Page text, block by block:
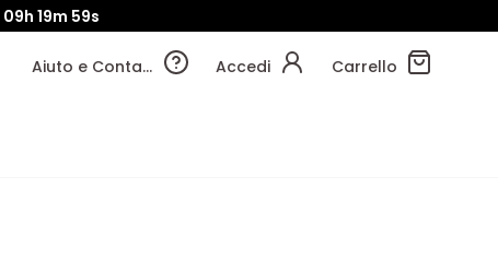
09h 19m 59s
Aiuto e Contatti Accedi Carrello